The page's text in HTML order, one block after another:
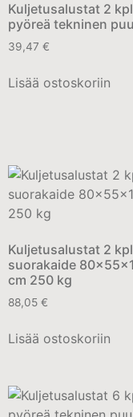
Kuljetusalustat 2 kpl
pyöreä tekninen puu
39,47 €
Lisää ostoskoriin
Kuljetusalustat 2 kpl
suorakaide
cm 250 kg
88,05 €
Lisää ostoskoriin